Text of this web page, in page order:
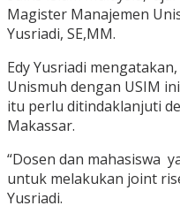
Magister Manajemen
Yusriadi, SE,MM.
Edy Yusriadi
Unismuh dengan USIM
itu perlu ditindaklanjuti
Makassar.
“Dosen dan mahasiswa
untuk melakukan joint
Yusriadi.